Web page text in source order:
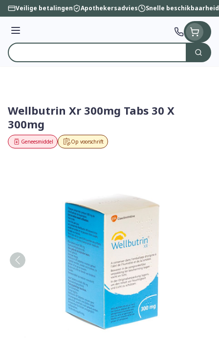
Ga naar de inhoud
Veilige betalingen Apothekersadvies Snelle beschikbaarheid
Menu
Product, merk, categorie...
Zoek
Wellbutrin Xr 300mg Tabs 30 X
300mg
Op voorschrift
Geneesmiddel